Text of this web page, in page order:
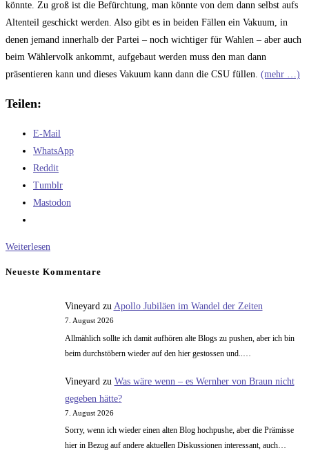
könnte. Zu groß ist die Befürchtung, man könnte von dem dann selbst aufs
Altenteil geschickt werden. Also gibt es in beiden Fällen ein Vakuum, in
denen jemand innerhalb der Partei – noch wichtiger für Wahlen – aber auch
beim Wählervolk ankommt, aufgebaut werden muss den man dann
präsentieren kann und dieses Vakuum kann dann die CSU füllen. (mehr …)
Teilen:
E-Mail
WhatsApp
Reddit
Tumblr
Mastodon
Weiterlesen
Neueste Kommentare
Vineyardzu Apollo Jubiläen im Wandel der Zeiten
7. August 2026
Allmählich sollte ich damit aufhören alte Blogs zu pushen, aber ich bin
beim durchstöbern wieder auf den hier gestossen und..…
Vineyard zu Was wäre wenn – es Wernher von Braun nicht
gegeben hätte?
7. August 2026
Sorry, wenn ich wieder einen alten Blog hochpushe, aber die Prämisse
hier in Bezug auf andere aktuellen Diskussionen interessant, auch…